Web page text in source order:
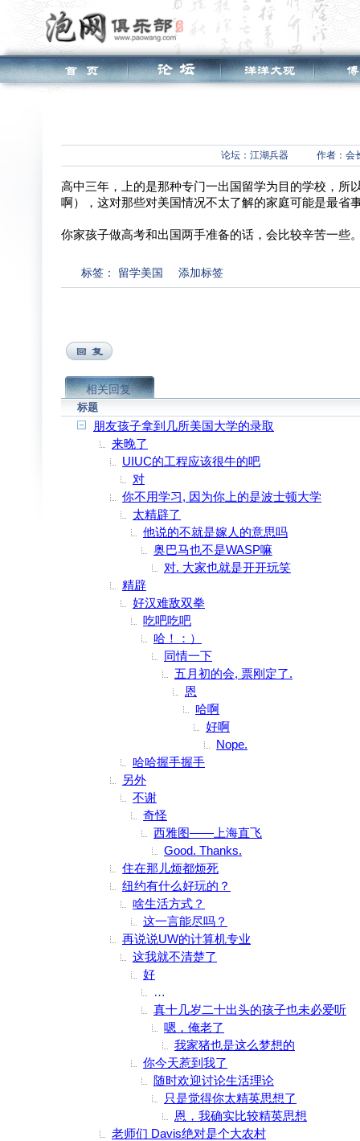
论坛： 江湖兵器 作者：会
高中三年，上的是那种专门一出国留学为目的学校，所
啊），这对那些对美国情况不太了解的家庭可能是最省
你家孩子做高考和出国两手准备的话，会比较辛苦一些
标签： 留学美国 添加标签
相关回复
标题
朋友孩子拿到几所美国大学的录取
来晚了
UIUC的工程应该很牛的吧
对
你不用学习, 因为你上的是波士顿大学
太精辟了
他说的不就是嫁人的意思吗
奥巴马也不是WASP嘛
对. 大家也就是开开玩笑
精辟
好汉难敌双拳
吃吧吃吧
哈！：）
同情一下
五月初的会, 票刚定了.
恩
哈啊
好啊
Nope.
哈哈握手握手
另外
不谢
奇怪
西雅图——上海直飞
Good. Thanks.
住在那儿烦都烦死
纽约有什么好玩的？
啥生活方式？
这一言能尽吗？
再说说UW的计算机专业
这我就不清楚了
好
如果时间能倒流我就给自己去留学，
真十几岁二十出头的孩子也未必爱听
嗯，俺老了
我家猪也是这么梦想的
你今天惹到我了
随时欢迎讨论生活理论
只是觉得你太精英思想了
恩，我确实比较精英思想
老师们 Davis绝对是个大农村